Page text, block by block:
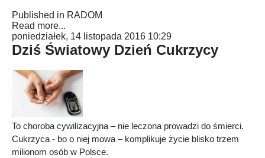
Published in RADOM
Read more...
poniedziałek, 14 listopada 2016 10:29
Dziś Światowy Dzień Cukrzycy
To choroba cywilizacyjna – nie leczona prowadzi do śmierci.
Cukrzyca - bo o niej mowa – komplikuje życie blisko trzem
milionom osób w Polsce.